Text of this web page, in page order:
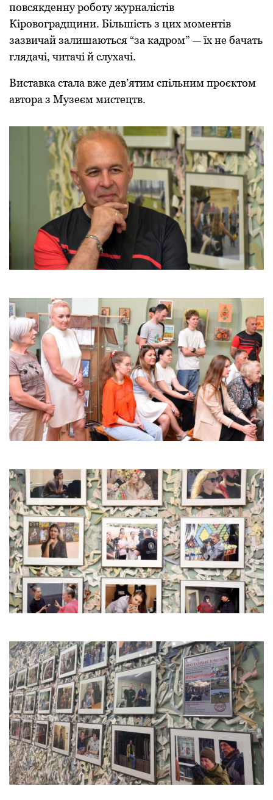
повсякденну роботу журналістів
Кіровоградщини. Більшість з цих моментів
зазвичай залишаються “за кадром” — їх не бачать
глядачі, читачі й слухачі.
Виставка стала вже дев’ятим спільним проєктом
автора з Музеєм мистецтв.